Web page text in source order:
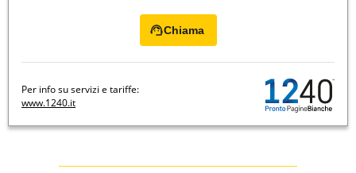
Chiama
Per info su servizi e tariffe:
www.1240.it